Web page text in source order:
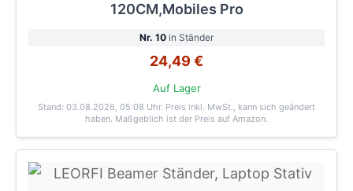
120CM,Mobiles Pro
Nr. 10 in Ständer
24,49 €
Auf Lager
Stand: 03.08.2026, 05:08 Uhr. Preis inkl. MwSt., kann sich geändert
haben. Maßgeblich ist der Preis auf Amazon.